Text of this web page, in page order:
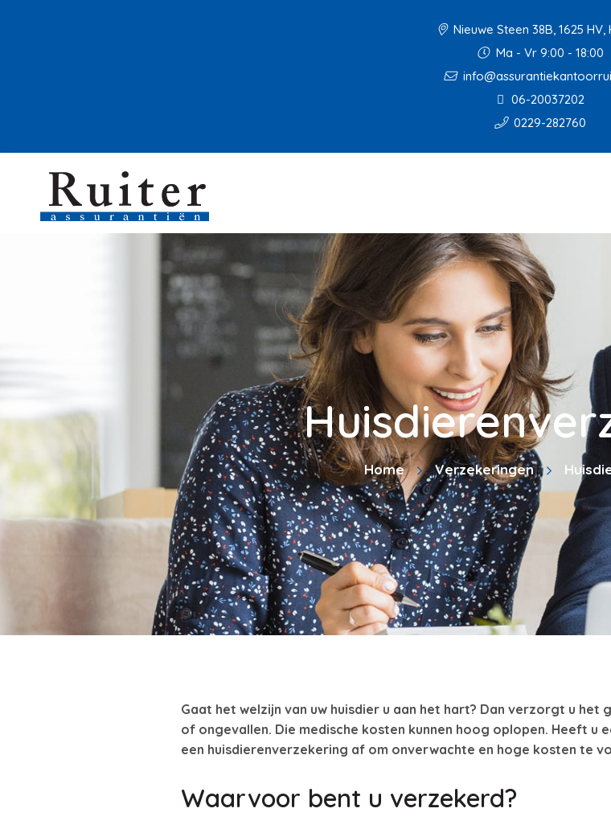
Nieuwe Steen 38B, 1625 HV,
Ma - Vr 9:00 - 18:00
06-20037202
0229-282760
Home Verzekeringen
Gaat het welzijn van uw huisdier u aan het hart? Dan verzorgt u
of ongevallen. Die medische kosten kunnen hoog oplopen. Heeft u
een huisdierenverzekering af om onverwachte en hoge kosten te
Waarvoor bent u verzekerd?